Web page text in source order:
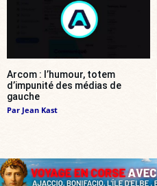
Arcom : l’humour, totem
d’impunité des médias de
gauche
Par Jean Kast